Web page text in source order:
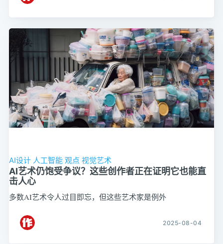
AI设计 人工智能 观点 视觉艺术
AI艺术仍饱受争议？这些创作者正在证明它也能直
击人心
多数AI艺术令人过目即忘，但这些艺术家是例外
2025-08-04